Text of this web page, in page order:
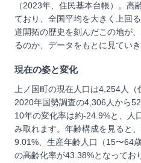
（2023年、住民基本台帳）。高
ており、全国平均を大きく上回
道開拓の歴史を刻んだこの地が
るのか、データをもとに見ていき
現在の姿と変化
上ノ国町の現在人口は4,254人（
2020年国勢調査の4,306人から
10年の変化率は約-24.9%と、人
み取れます。年齢構成を見ると
9.01%、生産年齢人口（15〜64
の高齢化率が43.38%となってお